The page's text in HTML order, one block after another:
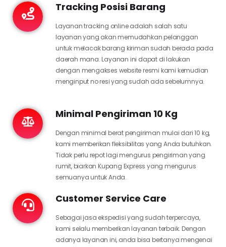
Tracking Posisi Barang
Layanan tracking online adalah salah satu
layanan yang akan memudahkan pelanggan
untuk melacak barang kiriman sudah berada pada
daerah mana. Layanan ini dapat di lakukan
dengan mengakses website resmi kami kemudian
menginput no resi yang sudah ada sebelumnya.
Minimal Pengiriman 10 Kg
Dengan minimal berat pengiriman mulai dari 10 kg,
kami memberikan fleksibilitas yang Anda butuhkan.
Tidak perlu repot lagi mengurus pengiriman yang
rumit, biarkan Kupang Express yang mengurus
semuanya untuk Anda.
Customer Service Care
Sebagai jasa ekspedisi yang sudah terpercaya,
kami selalu memberikan layanan terbaik. Dengan
adanya layanan ini, anda bisa bertanya mengenai